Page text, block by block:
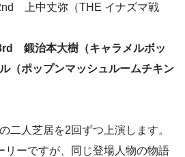
上中丈弥（THE イナズマ戦
鍛治本大樹（キャラメルボッ
（ポップンマッシュルームチキン
二人芝居を2回ずつ上演します。
リーですが、同じ登場人物の物語